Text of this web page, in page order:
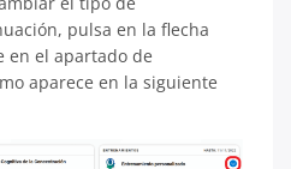
pulsa en la flecha
en el apartado de
aparece en la siguiente